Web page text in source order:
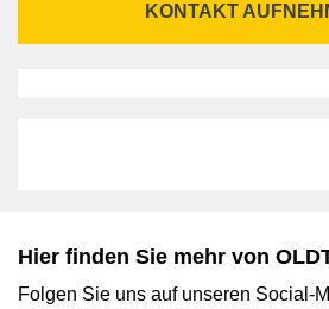
KONTAKT
Hier finden Sie mehr von
Folgen Sie uns auf unseren Social-